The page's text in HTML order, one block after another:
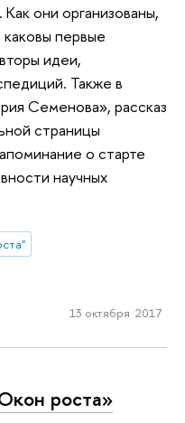
они организованы,
первые
идеи,
Также в
Семенова», рассказ
страницы
о старте
научных
13 октября 2017
роста»